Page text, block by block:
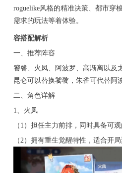
roguelike风格的精准决策、都市穿
需求的玩法等着体验。
容搭配解析
一、推荐阵容
饕餮、火凤、阿波罗、高渐离以及
昆仑可以替换饕餮，朱雀可代替阿
二、角色详解
1、火凤
（1）担任主力前排，同时具备可观
（2）拥有重生觉醒特性，适合开局